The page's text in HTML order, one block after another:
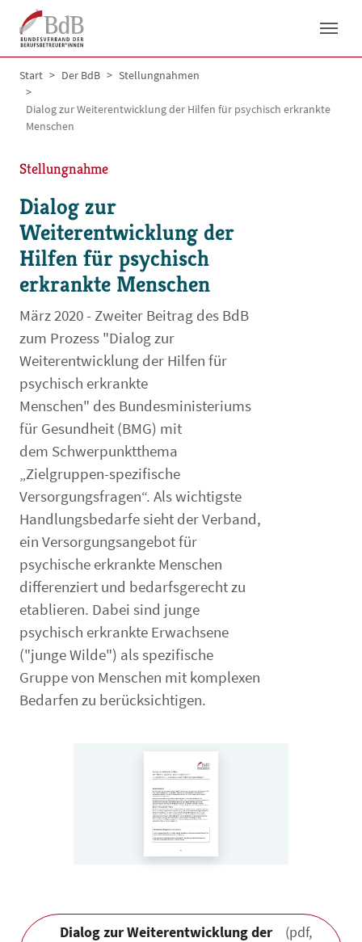
Skip to main navigation
Skip to main content
Skip to page footer
You are here:
Start Der BdB Stellungnahmen
Dialog zur Weiterentwicklung der Hilfen für psychisch erkrankte
Menschen
Stellungnahme
Dialog zur
Weiterentwicklung der
Hilfen für psychisch
erkrankte Menschen
März 2020 - Zweiter Beitrag des BdB
zum Prozess "Dialog zur
Weiterentwicklung der Hilfen für
psychisch erkrankte
Menschen" des Bundesministeriums
für Gesundheit (BMG) mit
dem Schwerpunktthema
„Zielgruppen-spezifische
Versorgungsfragen“. Als wichtigste
Handlungsbedarfe sieht der Verband,
ein Versorgungsangebot für
psychische erkrankte Menschen
differenziert und bedarfsgerecht zu
etablieren. Dabei sind junge
psychisch erkrankte Erwachsene
("junge Wilde") als spezifische
Gruppe von Menschen mit komplexen
Bedarfen zu berücksichtigen.
Dialog zur Weiterentwicklung der
(pdf,